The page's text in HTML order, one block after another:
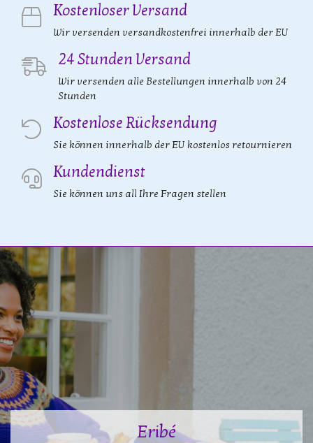
Kostenloser Versand
Wir versenden versandkostenfrei innerhalb der EU
24 Stunden Versand
Wir versenden alle Bestellungen innerhalb von 24
Stunden
Kostenlose Rücksendung
Sie können innerhalb der EU kostenlos retournieren
Kundendienst
Sie können uns all Ihre Fragen stellen
Eribé